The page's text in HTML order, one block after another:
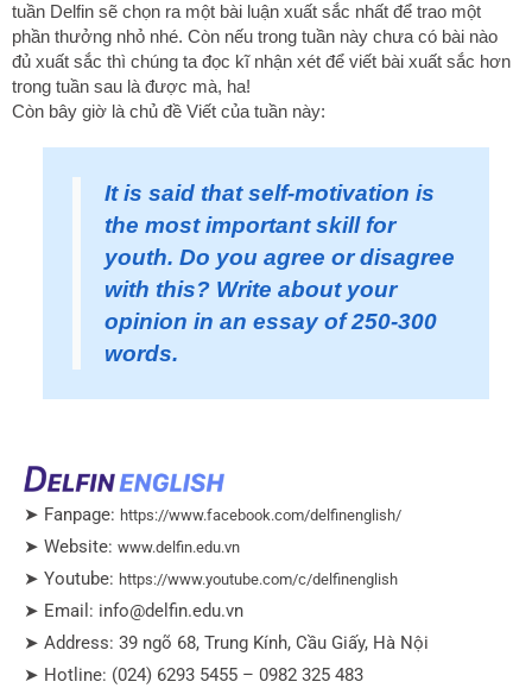
tuần Delfin sẽ chọn ra một bài luận xuất sắc nhất để trao một
phần thưởng nhỏ nhé. Còn nếu trong tuần này chưa có bài nào
đủ xuất sắc thì chúng ta đọc kĩ nhận xét để viết bài xuất sắc hơn
trong tuần sau là được mà, ha!
Còn bây giờ là chủ đề Viết của tuần này:
It is said that self-motivation is
the most important skill for
youth. Do you agree or disagree
with this? Write about your
opinion in an essay of 250-300
words.
➤ Fanpage: https://www.facebook.com/delfinenglish/
➤ Website: www.delfin.edu.vn
➤ Youtube: https://www.youtube.com/c/delfinenglish
➤ Email: info@delfin.edu.vn
➤ Address: 39 ngõ 68, Trung Kính, Cầu Giấy, Hà Nội
➤ Hotline: (024) 6293 5455 – 0982 325 483